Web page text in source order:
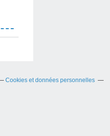
Cookies et données personnelles